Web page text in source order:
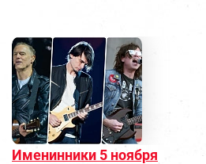
Именинники 5 ноября